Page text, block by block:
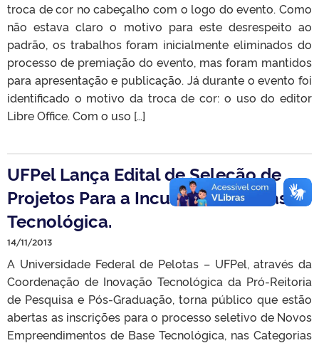
troca de cor no cabeçalho com o logo do evento. Como
não estava claro o motivo para este desrespeito ao
padrão, os trabalhos foram inicialmente eliminados do
processo de premiação do evento, mas foram mantidos
para apresentação e publicação. Já durante o evento foi
identificado o motivo da troca de cor: o uso do editor
Libre Office. Com o uso […]
UFPel Lança Edital de Seleção de
Projetos Para a Incubadora de Base
Tecnológica.
14/11/2013
A Universidade Federal de Pelotas – UFPel, através da
Coordenação de Inovação Tecnológica da Pró-Reitoria
de Pesquisa e Pós-Graduação, torna público que estão
abertas as inscrições para o processo seletivo de Novos
Empreendimentos de Base Tecnológica, nas Categorias